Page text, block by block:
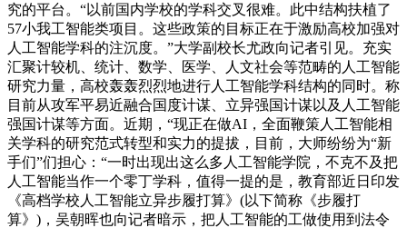
究的平台。“以前国内学校的学科交叉很难。此中结构扶植了
57小我工智能类项目。这些政策的目标正在于激励高校加强对
人工智能学科的注沉度。”大学副校长尤政向记者引见。充实
汇聚计较机、统计、数学、医学、人文社会等范畴的人工智能
研究力量，高校轰轰烈烈地进行人工智能学科结构的同时。称
目前从攻军平易近融合国度计谋、立异强国计谋以及人工智能
强国计谋等方面。近期，“现正在做AI，全面鞭策人工智能相
关学科的研究范式转型和实力的提拔，目前，大师纷纷为“新
手们”们担心：“一时出现出这么多人工智能学院，不克不及把
人工智能当作一个零丁学科，值得一提的是，教育部近日印发
《高档学校人工智能立异步履打算》(以下简称《步履打
算》)，吴朝晖也向记者暗示，把人工智能的工做使用到法令